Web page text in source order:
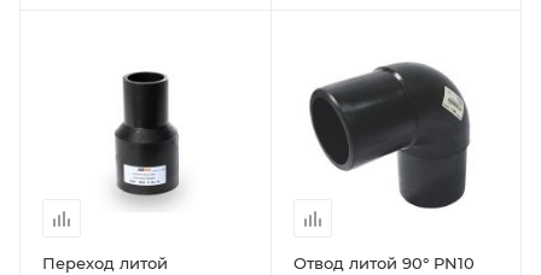
Переход литой
Отвод литой 90° PN10